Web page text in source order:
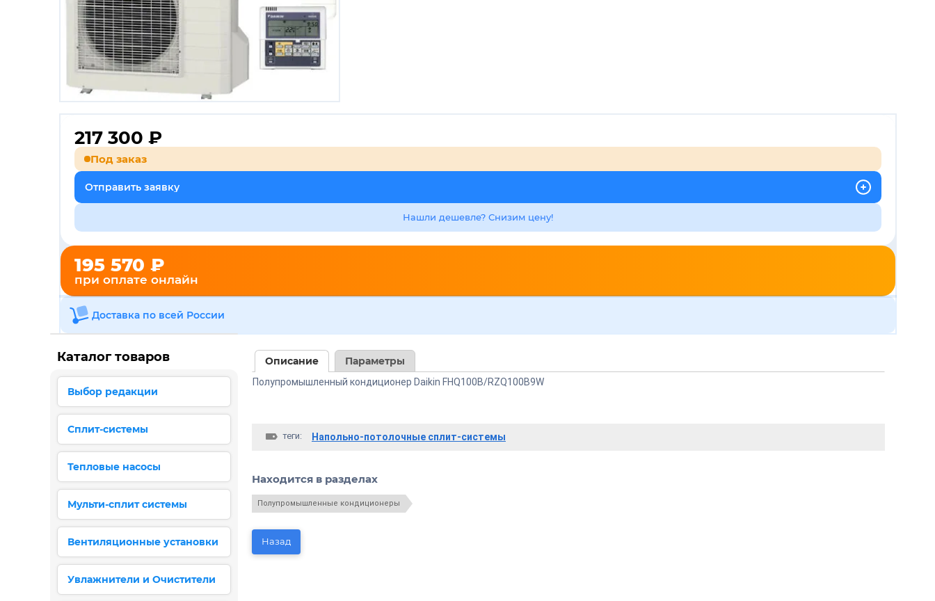
217 300 ₽
Под заказ
Отправить заявку
Нашли дешевле? Снизим цену!
195 570 ₽
при оплате онлайн
Доставка по всей России
Описание Параметры
Полупромышленный кондиционер Daikin FHQ100B/RZQ100B9W
теги: Напольно-потолочные сплит-системы
Находится в разделах
Полупромышленные кондиционеры
Назад
Каталог товаров
Выбор редакции
Сплит-системы
Тепловые насосы
Мульти-сплит системы
Вентиляционные установки
Увлажнители и Очистители